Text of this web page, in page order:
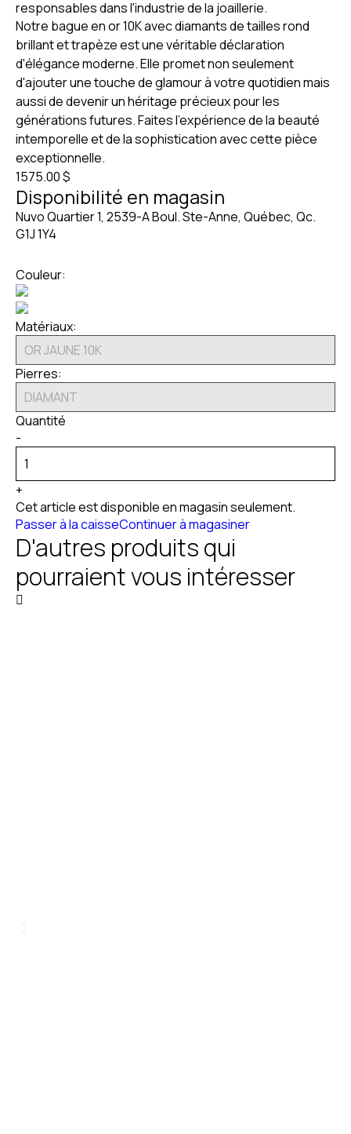
responsables dans l'industrie de la joaillerie.
Notre bague en or 10K avec diamants de tailles rond
brillant et trapèze est une véritable déclaration
d'élégance moderne. Elle promet non seulement
d'ajouter une touche de glamour à votre quotidien mais
aussi de devenir un héritage précieux pour les
générations futures. Faites l'expérience de la beauté
intemporelle et de la sophistication avec cette pièce
exceptionnelle.
1575.00 $
Disponibilité en magasin
Nuvo Quartier 1, 2539-A Boul. Ste-Anne, Québec, Qc.
G1J 1Y4
Couleur:
Matériaux:
Pierres:
Quantité
-
+
Cet article est disponible en magasin seulement.
Passer à la caisseContinuer à magasiner
D'autres produits qui
pourraient vous intéresser